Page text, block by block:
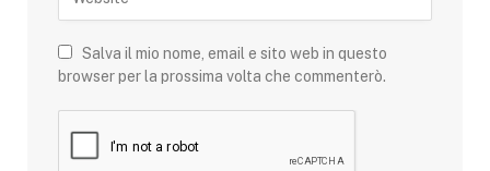
Salva il mio nome, email e sito web in questo
browser per la prossima volta che commenterò.